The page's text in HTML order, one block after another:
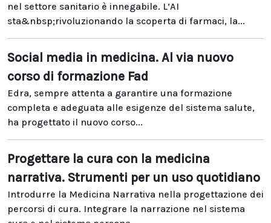
nel settore sanitario è innegabile. L’AI
sta&nbsp;rivoluzionando la scoperta di farmaci, la...
Social media in medicina. Al via nuovo
corso di formazione Fad
Edra, sempre attenta a garantire una formazione
completa e adeguata alle esigenze del sistema salute,
ha progettato il nuovo corso...
Progettare la cura con la medicina
narrativa. Strumenti per un uso quotidiano
Introdurre la Medicina Narrativa nella progettazione dei
percorsi di cura. Integrare la narrazione nel sistema